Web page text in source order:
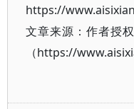
https://
文章来源：作者授
（https://